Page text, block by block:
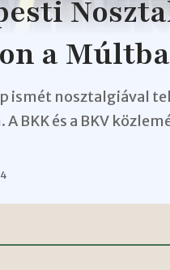
a
ismét nosztalgiával
A BKK és a BKV